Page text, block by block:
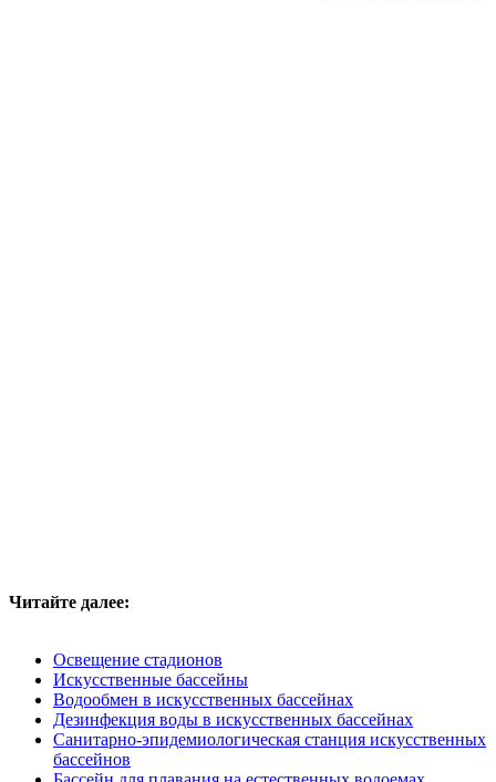
Читайте далее:
Освещение стадионов
Искусственные бассейны
Водообмен в искусственных бассейнах
Дезинфекция воды в искусственных бассейнах
Санитарно-эпидемиологическая станция искусственных
бассейнов